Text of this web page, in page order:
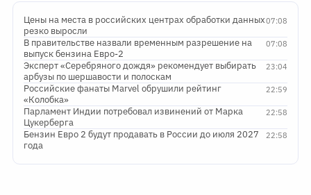
07:08
Цены на места в российских центрах обработки данных
резко выросли
07:08
В правительстве назвали временным разрешение на
выпуск бензина Евро-2
23:04
Эксперт «Серебряного дождя» рекомендует выбирать
арбузы по шершавости и полоскам
22:59
Российские фанаты Marvel обрушили рейтинг
«Колобка»
22:58
Парламент Индии потребовал извинений от Марка
Цукерберга
22:58
Бензин Евро 2 будут продавать в России до июля 2027
года